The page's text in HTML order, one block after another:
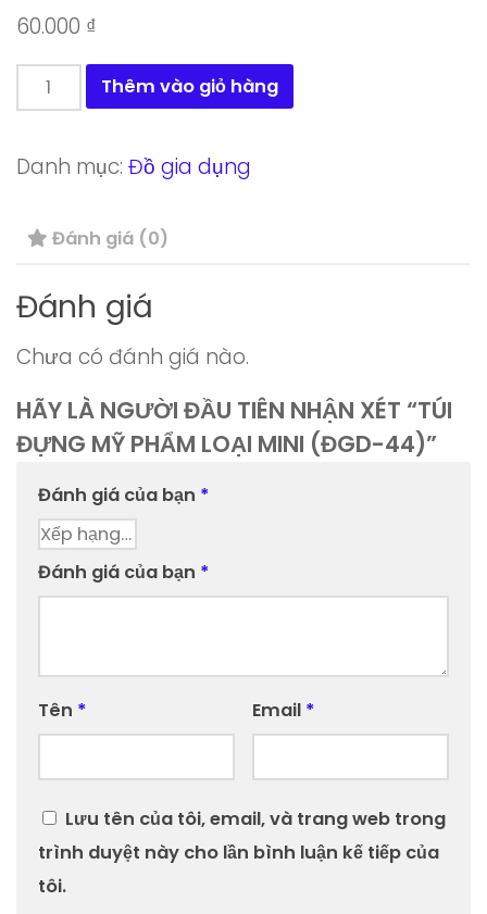
60.000 ₫
đựng
phẩm
mini
44)
lượng
Thêm vào giỏ hàng
Danh mục: Đồ gia dụng
Đánh giá (0)
Đánh giá
Chưa có đánh giá nào.
HÃY LÀ NGƯỜI ĐẦU TIÊN NHẬN XÉT “TÚI
ĐỰNG MỸ PHẨM LOẠI MINI (ĐGD-44)”
Đánh giá của bạn *
Đánh giá của bạn *
Tên * Email *
Lưu tên của tôi, email, và trang web trong
trình duyệt này cho lần bình luận kế tiếp của
tôi.